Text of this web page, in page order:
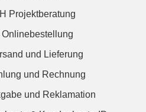
Projektberatung
Onlinebestellung
und Lieferung
und Rechnung
und Reklamation